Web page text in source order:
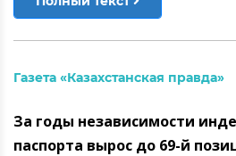
Газета «Казахстанская правда»
За годы независимости
паспорта вырос до 69-й